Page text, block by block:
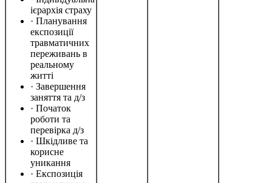
ієрархія страху
· Планування
експозиції
травматичних
переживань в
реальному
житті
· Завершення
заняття та д/з
· Початок
роботи та
перевірка д/з
· Шкідливе та
корисне
уникання
· Експозиція